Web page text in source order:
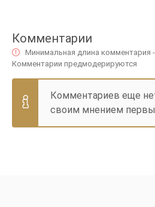
Комментарии
Минимальная длина комментария -
Комментарии предмодерируются
Комментариев еще
своим мнением